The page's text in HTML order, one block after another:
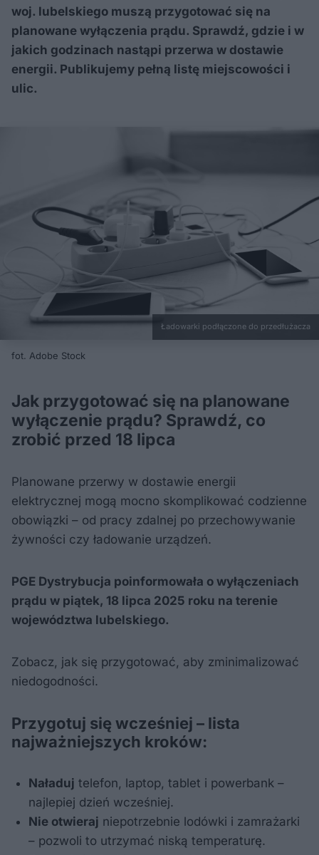
woj. lubelskiego muszą przygotować się na
planowane wyłączenia prądu. Sprawdź, gdzie i w
jakich godzinach nastąpi przerwa w dostawie
energii. Publikujemy pełną listę miejscowości i
ulic.
Ładowarki podłączone do przedłużacza
fot. Adobe Stock
Jak przygotować się na planowane
wyłączenie prądu? Sprawdź, co
zrobić przed 18 lipca
Planowane przerwy w dostawie energii
elektrycznej mogą mocno skomplikować codzienne
obowiązki – od pracy zdalnej po przechowywanie
żywności czy ładowanie urządzeń.
PGE Dystrybucja poinformowała o wyłączeniach
prądu w piątek, 18 lipca 2025 roku na terenie
województwa lubelskiego.
Zobacz, jak się przygotować, aby zminimalizować
niedogodności.
Przygotuj się wcześniej – lista
najważniejszych kroków:
Naładuj telefon, laptop, tablet i powerbank –
najlepiej dzień wcześniej.
Nie otwieraj niepotrzebnie lodówki i zamrażarki
– pozwoli to utrzymać niską temperaturę.